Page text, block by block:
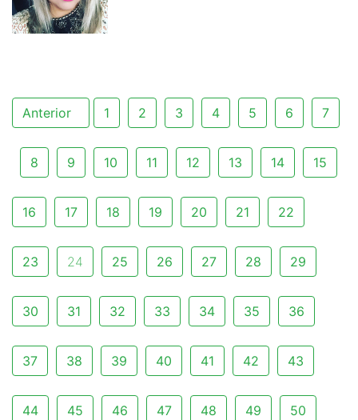
Anterior 1 2 3 4 5 6 7
8 9 10 11 12 13 14 15
16 17 18 19 20 21 22
23 24 25 26 27 28 29
30 31 32 33 34 35 36
37 38 39 40 41 42 43
44 45 46 47 48 49 50